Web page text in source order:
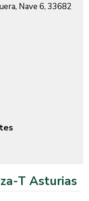
Nave 6, 33682
T Asturias